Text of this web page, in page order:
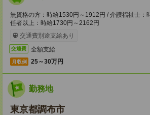
無資格の方：時給1530円～1912円 / 介護福祉士：
任者以上：時給1730円～2162円
交通費別途支給あり
交通費 全額支給
月収例 25～30万円
勤務地
東京都調布市